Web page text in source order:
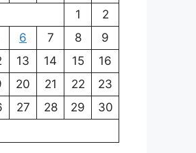
1
2
6 7 8
9
13 14 15
16
20 21 22
23
27 28 29
30